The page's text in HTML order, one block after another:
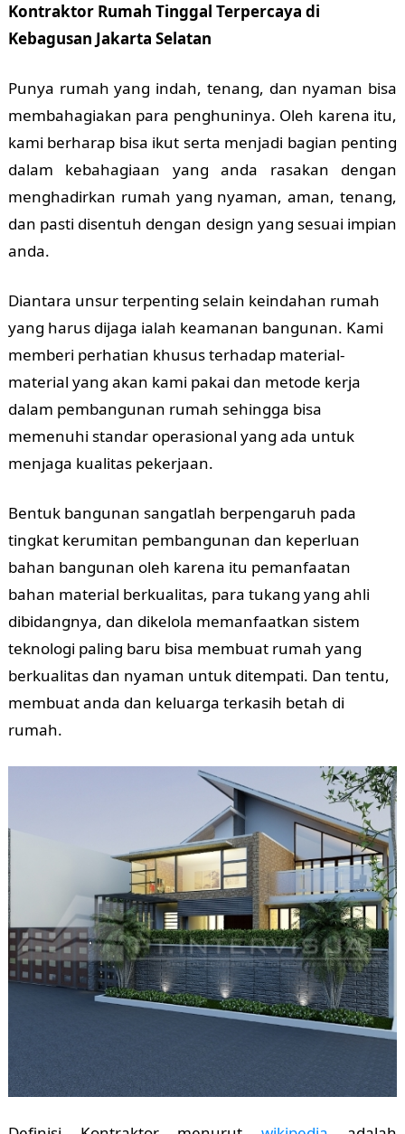
Kontraktor Rumah Tinggal Terpercaya di
Kebagusan Jakarta Selatan
Punya rumah yang indah, tenang, dan nyaman bisa
membahagiakan para penghuninya. Oleh karena itu,
kami berharap bisa ikut serta menjadi bagian penting
dalam kebahagiaan yang anda rasakan dengan
menghadirkan rumah yang nyaman, aman, tenang,
dan pasti disentuh dengan design yang sesuai impian
anda.
Diantara unsur terpenting selain keindahan rumah
yang harus dijaga ialah keamanan bangunan. Kami
memberi perhatian khusus terhadap material-
material yang akan kami pakai dan metode kerja
dalam pembangunan rumah sehingga bisa
memenuhi standar operasional yang ada untuk
menjaga kualitas pekerjaan.
Bentuk bangunan sangatlah berpengaruh pada
tingkat kerumitan pembangunan dan keperluan
bahan bangunan oleh karena itu pemanfaatan
bahan material berkualitas, para tukang yang ahli
dibidangnya, dan dikelola memanfaatkan sistem
teknologi paling baru bisa membuat rumah yang
berkualitas dan nyaman untuk ditempati. Dan tentu,
membuat anda dan keluarga terkasih betah di
rumah.